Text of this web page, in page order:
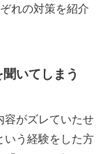
れの対策を紹介
いてしまう
容がズレていたせ
う経験をした方